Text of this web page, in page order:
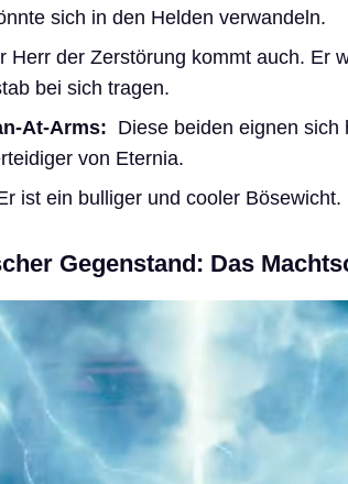
sich in den Helden verwandeln.
Herr der Zerstörung kommt auch. Er
bei sich tragen.
At-Arms: Diese beiden eignen sich
von Eternia.
ist ein bulliger und cooler Bösewicht.
Gegenstand: Das